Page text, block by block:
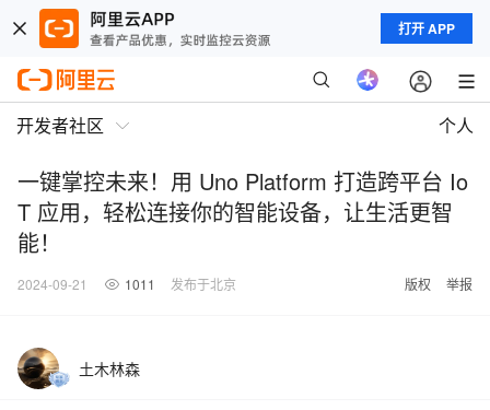
打开 APP
开发者社区 个人
一键掌控未来！用 Uno Platform 打造跨平台 Io
T 应用，轻松连接你的智能设备，让生活更智
能！
2024-09-21 1011 发布于北京 版权 举报
土木林森